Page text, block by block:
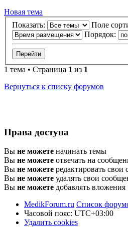
Новая тема
Показать:
Поле
Порядок:
1 тема • Страница 1 из 1
Вернуться к списку форумов
Права доступа
Вы не можете начинать темы
Вы не можете отвечать на
Вы не можете редактировать свои
Вы не можете удалять свои
Вы не можете добавлять вложения
MedikForum.ru Список
Часовой пояс: UTC+03:00
Удалить cookies